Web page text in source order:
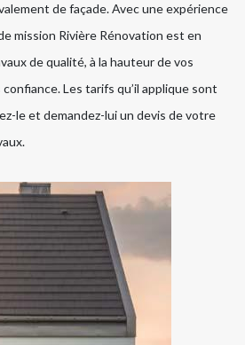
de façade. Avec une expérience
mission Rivière Rénovation est en
de qualité, à la hauteur de vos
Les tarifs qu’il applique sont
le et demandez-lui un devis de votre